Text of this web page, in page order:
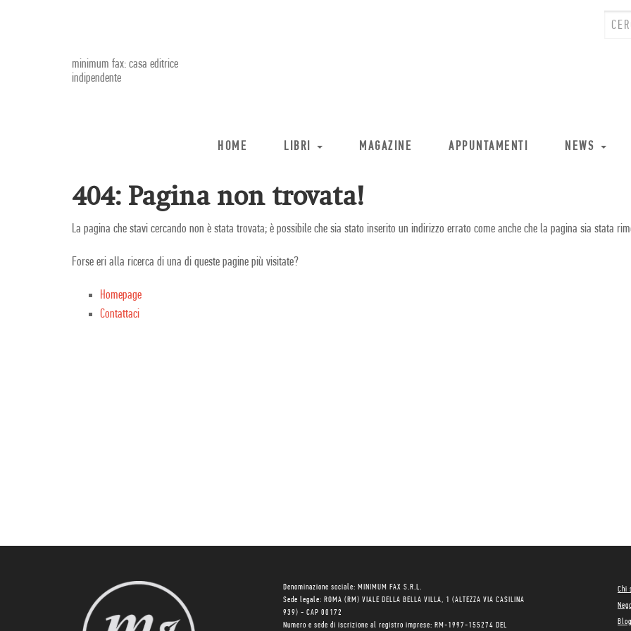
minimum fax: casa editrice
indipendente
HOME LIBRI MAGAZINE APPUNTAMENTI NEWS
404: Pagina non trovata!
La pagina che stavi cercando non è stata trovata; è possibile che sia stato inserito un indirizzo errato come anche che la pagina sia stata
Forse eri alla ricerca di una di queste pagine più visitate?
Homepage
Contattaci
Denominazione sociale: MINIMUM FAX S.R.L.
Sede legale: ROMA (RM) VIALE DELLA BELLA VILLA, 1 (ALTEZZA VIA CASILINA
939) - CAP 00172
Numero e sede di iscrizione al registro imprese: RM-1997-155274 DEL
Chi